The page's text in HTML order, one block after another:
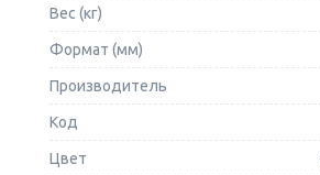
Вес (кг)
Формат (мм)
Производитель
Код
Цвет